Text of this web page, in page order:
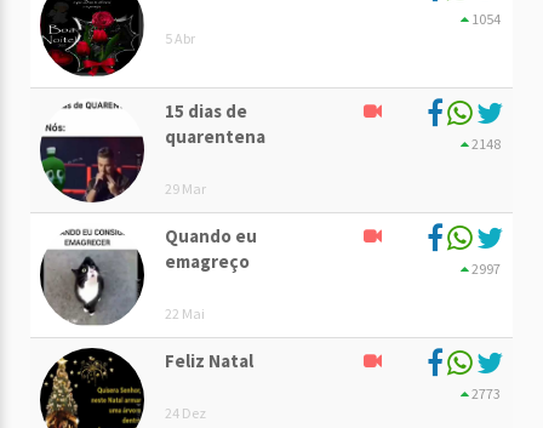
5 Abr
1054
15 dias de
quarentena
29 Mar
2148
Quando eu
emagreço
22 Mai
2997
Feliz Natal
24 Dez
2773